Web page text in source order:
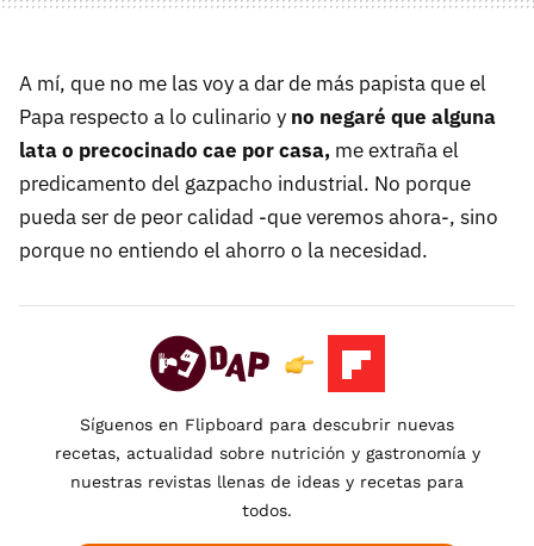
A mí, que no me las voy a dar de más papista que el
Papa respecto a lo culinario y no negaré que alguna
lata o precocinado cae por casa, me extraña el
predicamento del gazpacho industrial. No porque
pueda ser de peor calidad -que veremos ahora-, sino
porque no entiendo el ahorro o la necesidad.
Síguenos en Flipboard para descubrir nuevas
recetas, actualidad sobre nutrición y gastronomía y
nuestras revistas llenas de ideas y recetas para
todos.